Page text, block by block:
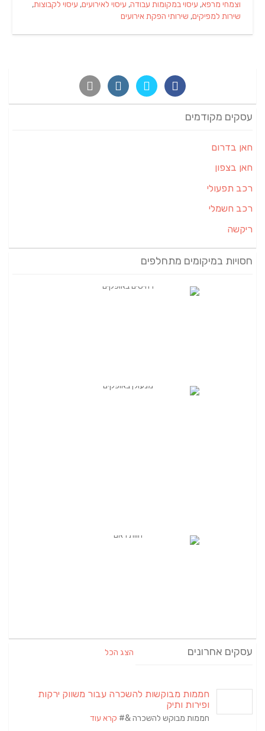
וצמחי מרפא, עיסוי במקומות עבודה, עיסוי לאירועים, עיסוי לקבוצות,
שירות למפיקים, שירותי הפקת אירועים
עסקים מקודמים
חאן בדרום
חאן בצפון
רכב תפעולי
רכב חשמלי
ריקשה
חסויות במיקומים מתחלפים
עסקים אחרונים הצג הכל
חממות מבוקשות להשכרה עבור משווק ירקות
ופירות ותיק
חממות מבוקש להשכרה &# קרא עוד